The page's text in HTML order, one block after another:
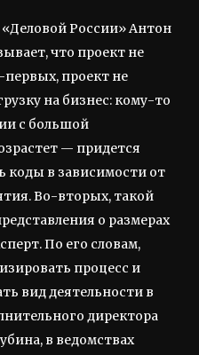
«Деловой России» Антон
что проект не
первых, проект не
на бизнес: кому-то
с большой
— придется
коды в зависимости от
Во-вторых, такой
о размерах
По его словам,
процесс и
вид деятельности в
директора
в ведомствах